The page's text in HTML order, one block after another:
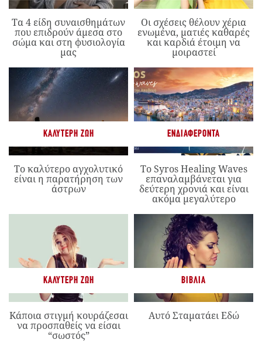
Τα 4 είδη συναισθημάτων
που επιδρούν άμεσα στο
σώμα και στη φυσιολογία
μας
Οι σχέσεις θέλουν χέρια
ενωμένα, ματιές καθαρές
και καρδιά έτοιμη να
μοιραστεί
ΚΑΛΎΤΕΡΗ ΖΩΉ
Το καλύτερο αγχολυτικό
είναι η παρατήρηση των
άστρων
ΕΝΔΙΑΦΈΡΟΝΤΑ
Το Syros Healing Waves
επαναλαμβάνεται για
δεύτερη χρονιά και είναι
ακόμα μεγαλύτερο
ΚΑΛΎΤΕΡΗ ΖΩΉ
Κάποια στιγμή κουράζεσαι
να προσπαθείς να είσαι
“σωστός”
ΒΙΒΛΊΑ
Αυτό Σταματάει Εδώ